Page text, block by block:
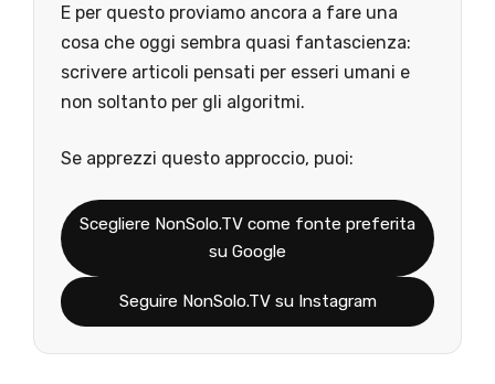
E per questo proviamo ancora a fare una
cosa che oggi sembra quasi fantascienza:
scrivere articoli pensati per esseri umani e
non soltanto per gli algoritmi.
Se apprezzi questo approccio, puoi:
Scegliere NonSolo.TV come fonte preferita
su Google
Seguire NonSolo.TV su Instagram